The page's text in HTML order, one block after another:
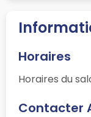
Horaires
Horaires du
Contacter